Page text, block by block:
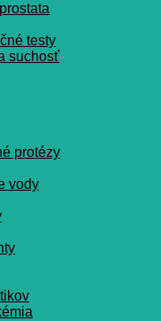
testy
suchosť
protézy
vody